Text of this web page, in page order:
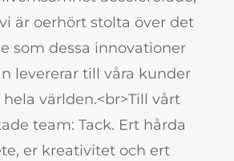
är oerhört stolta över det
som dessa innovationer
levererar till våra kunder
hela världen.<br>Till vårt
team: Tack. Ert hårda
er kreativitet och ert